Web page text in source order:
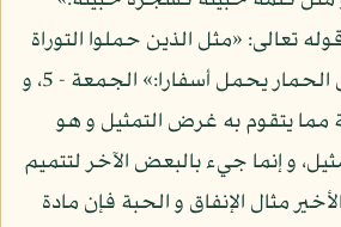
إبراهيم - 26، و قوله تعالى: «مثل الذين حملوا التوراة
ثم لم يحملوها كمثل الحمار يحمل أسفارا:» الجمعة - 5، و
يتقوم به غرض التمثيل و هو
و إنما جيء بالبعض الآخر لتتميم
مثال الإنفاق و الحبة فإن مادة